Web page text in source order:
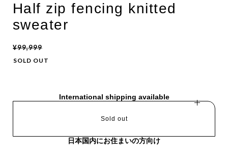
Half zip fencing knitted
sweater
¥99,999
SOLD OUT
International shipping available
Sold out
日本国内にお住まいの方向け